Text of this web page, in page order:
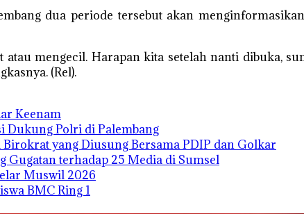
dua periode tersebut akan
mengecil. Harapan kita setelah nanti dibuka,
(Rel).
Keenam
Dukung Polri di Palembang
yang Diusung Bersama PDIP dan Golkar
Gugatan terhadap 25 Media di Sumsel
Muswil 2026
BMC Ring 1